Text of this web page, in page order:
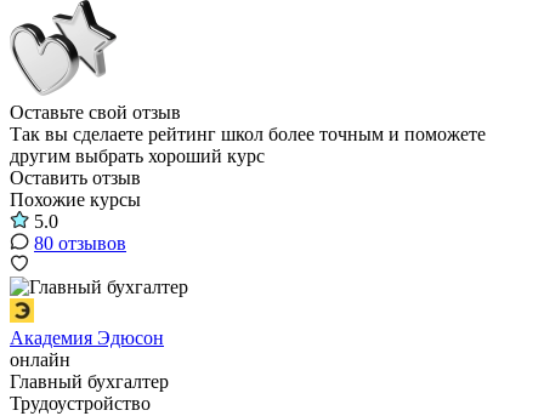
Оставьте свой отзыв
Так вы сделаете рейтинг школ более точным и поможете
другим выбрать хороший курс
Оставить отзыв
Похожие курсы
5.0
80 отзывов
Академия Эдюсон
онлайн
Главный бухгалтер
Трудоустройство